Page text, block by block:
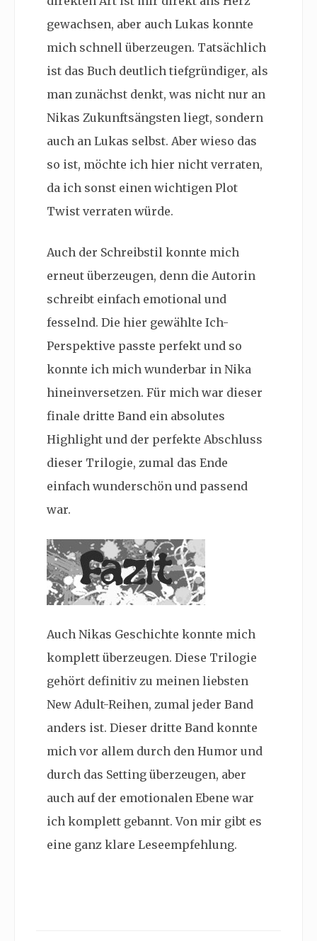
gewachsen, aber auch Lukas konnte
mich schnell überzeugen. Tatsächlich
ist das Buch deutlich tiefgründiger, als
man zunächst denkt, was nicht nur an
Nikas Zukunftsängsten liegt, sondern
auch an Lukas selbst. Aber wieso das
so ist, möchte ich hier nicht verraten,
da ich sonst einen wichtigen Plot
Twist verraten würde.
Auch der Schreibstil konnte mich
erneut überzeugen, denn die Autorin
schreibt einfach emotional und
fesselnd. Die hier gewählte Ich-
Perspektive passte perfekt und so
konnte ich mich wunderbar in Nika
hineinversetzen. Für mich war dieser
finale dritte Band ein absolutes
Highlight und der perfekte Abschluss
dieser Trilogie, zumal das Ende
einfach wunderschön und passend
war.
Auch Nikas Geschichte konnte mich
komplett überzeugen. Diese Trilogie
gehört definitiv zu meinen liebsten
New Adult-Reihen, zumal jeder Band
anders ist. Dieser dritte Band konnte
mich vor allem durch den Humor und
durch das Setting überzeugen, aber
auch auf der emotionalen Ebene war
ich komplett gebannt. Von mir gibt es
eine ganz klare Leseempfehlung.